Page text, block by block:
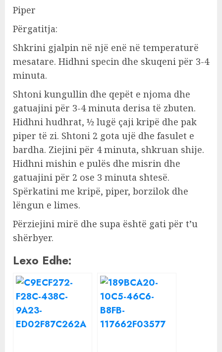
Piper
Përgatitja:
Shkrini gjalpin në një enë në temperaturë
mesatare. Hidhni specin dhe skuqeni për 3-4
minuta.
Shtoni kungullin dhe qepët e njoma dhe
gatuajini për 3-4 minuta derisa të zbuten.
Hidhni hudhrat, ½ lugë çaji kripë dhe pak
piper të zi. Shtoni 2 gota ujë dhe fasulet e
bardha. Ziejini për 4 minuta, shkruan shije.
Hidhni mishin e pulës dhe misrin dhe
gatuajini për 2 ose 3 minuta shtesë.
Spërkatini me kripë, piper, borzilok dhe
lëngun e limes.
Përziejini mirë dhe supa është gati për t’u
shërbyer.
Lexo Edhe: